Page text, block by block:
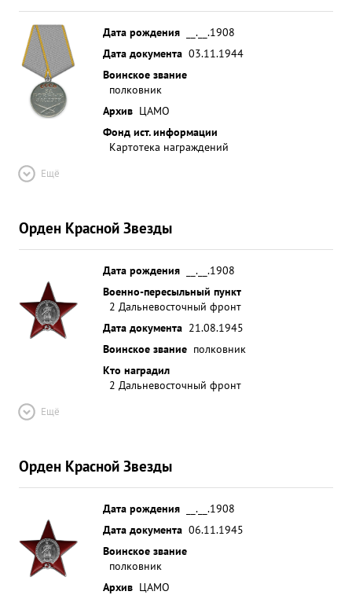
Дата рождения
__.__.1908
Дата документа 03.11.1944
Воинское звание
полковник
Архив ЦАМО
Фонд ист. информации
Картотека награждений
Ещё
Орден Красной Звезды
Дата рождения
__.__.1908
Военно-пересыльный пункт
2 Дальневосточный фронт
Дата документа 21.08.1945
Воинское звание полковник
Кто наградил
2 Дальневосточный фронт
Ещё
Орден Красной Звезды
Дата рождения
__.__.1908
Дата документа 06.11.1945
Воинское звание
полковник
Архив ЦАМО